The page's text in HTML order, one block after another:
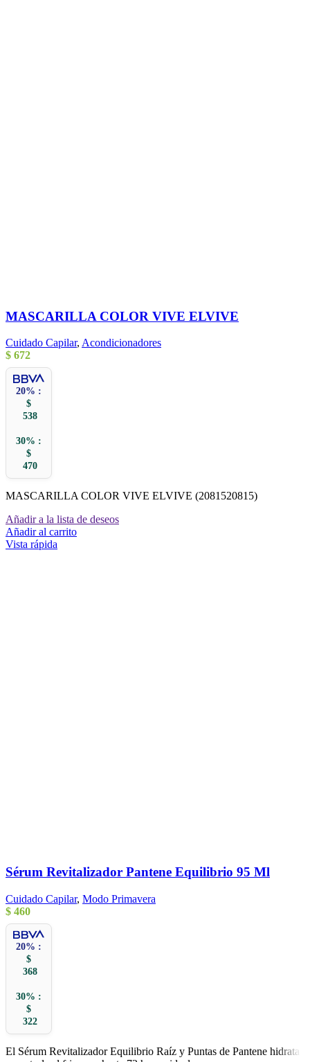
MASCARILLA COLOR VIVE ELVIVE
Cuidado Capilar, Acondicionadores
$ 672
20% :
$
538
30% :
$
470
MASCARILLA COLOR VIVE ELVIVE (2081520815)
Añadir a la lista de deseos
Añadir al carrito
Vista rápida
Sérum Revitalizador Pantene Equilibrio 95 Ml
Cuidado Capilar, Modo Primavera
$ 460
20% :
$
368
30% :
$
322
El Sérum Revitalizador Equilibrio Raíz y Puntas de Pantene hidrata